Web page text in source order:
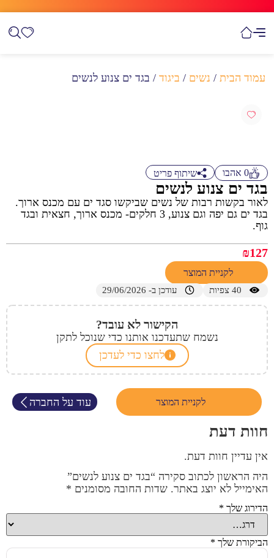
עמוד הבית / נשים / ביגוד / בגד ים צנוע לנשים
0 אהבו שיתוף פריט
בגד ים צנוע לנשים
לאור בקשות רבות של נשים שביקשו סגד ים עם מכנס ארוך.
בגד ים גם יפה וגם צנוע, 3 חלקים- מכנס ארוך, חצאית ובגד
גוף.
₪127
לקניית המוצר
40 צפיות עודכן ב- 29/06/2026
הקישור לא עובד?
נשמח שתעדכנו אותנו כדי שנוכל לתקן
לחצו כדי לעדכן
לקניית המוצר עוד על החברה
חוות דעת
אין עדיין חוות דעת.
היה הראשון לכתוב סקירה “בגד ים צנוע לנשים”
האימייל לא יוצג באתר. שדות החובה מסומנים *
הדירוג שלך *
הביקורת שלך *